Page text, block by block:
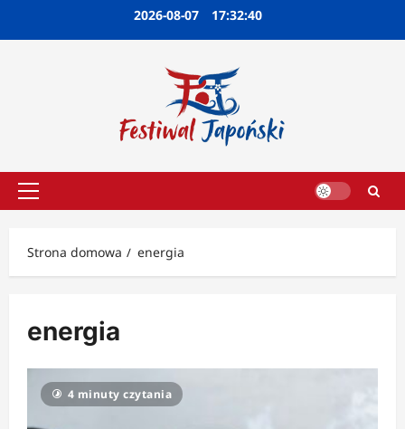
2026-08-07 17:32:41
Menu
Strona domowa
energia
energia
4 minuty czytania